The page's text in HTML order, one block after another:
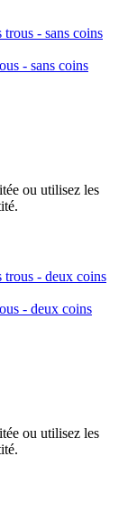
- sans coins
ou utilisez les
- deux coins
ou utilisez les